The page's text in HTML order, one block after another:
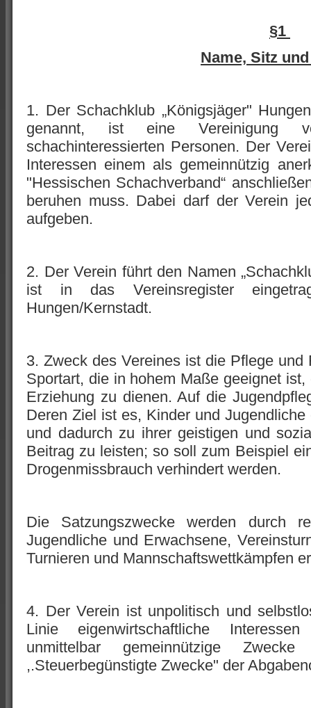
§1
Name, Sitz
1. Der Schachklub „Königsjäger"
genannt, ist eine Vereinigung
schachinteressierten Personen. Der
Interessen einem als gemeinnützig
"Hessischen Schachverband“
beruhen muss. Dabei darf der Verein
aufgeben.
2. Der Verein führt den Namen
ist in das Vereinsregister
Hungen/Kernstadt.
3. Zweck des Vereines ist die Pflege
Sportart, die in hohem Maße geeignet
Erziehung zu dienen. Auf die
Deren Ziel ist es, Kinder und
und dadurch zu ihrer geistigen und
Beitrag zu leisten; so soll zum Beispiel
Drogenmissbrauch verhindert werden.
Die Satzungszwecke werden durch
Jugendliche und Erwachsene,
Turnieren und Mannschaftswettkämpfen
4. Der Verein ist unpolitisch und
Linie eigenwirtschaftliche
unmittelbar gemeinnützige
,.Steuerbegünstigte Zwecke" der